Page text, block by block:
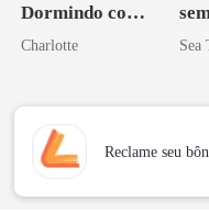
Dormindo com
o Tio do Meu
Charlotte Sea
Reclame seu